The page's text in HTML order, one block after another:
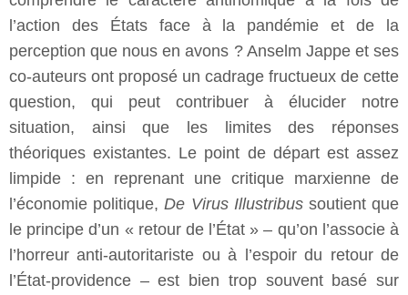
l’action des États face à la pandémie et de la
perception que nous en avons ? Anselm Jappe et ses
co-auteurs ont proposé un cadrage fructueux de cette
question, qui peut contribuer à élucider notre
situation, ainsi que les limites des réponses
théoriques existantes. Le point de départ est assez
limpide : en reprenant une critique marxienne de
l’économie politique,De Virus Illustribussoutient que
le principe d’un « retour de l’État » – qu’on l’associe à
l’horreur anti-autoritariste ou à l’espoir du retour de
l’État-providence – est bien trop souvent basé sur